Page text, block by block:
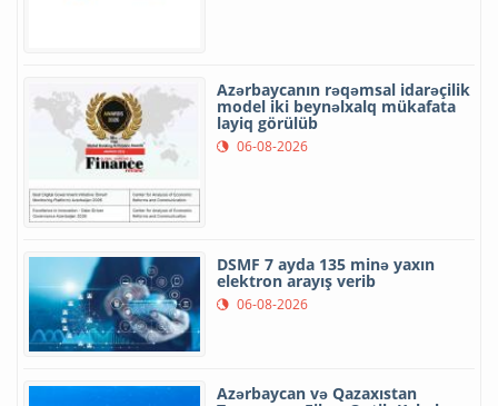
Azərbaycanın rəqəmsal idarəçilik
model iki beynəlxalq mükafata
layiq görülüb
06-08-2026
DSMF 7 ayda 135 minə yaxın
elektron arayış verib
06-08-2026
Azərbaycan və Qazaxıstan